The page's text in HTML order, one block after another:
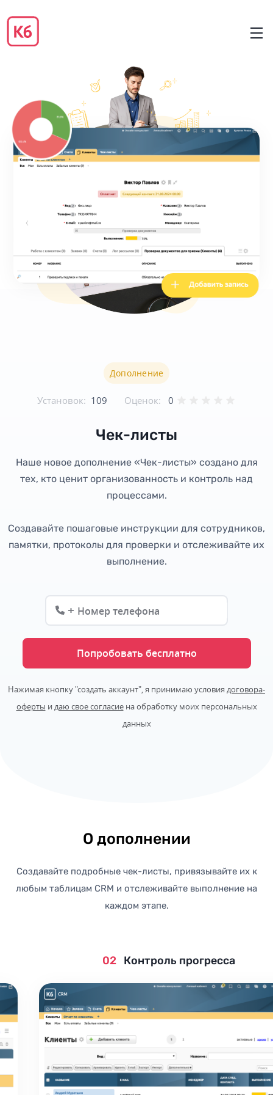
Дополнение
Установок: 109 Оценок: 0
Чек-листы
Наше новое дополнение «Чек-листы» создано для
тех, кто ценит организованность и контроль над
процессами.
Создавайте пошаговые инструкции для сотрудников,
памятки, протоколы для проверки и отслеживайте их
выполнение.
+
Попробовать бесплатно
Нажимая кнопку "создать аккаунт", я принимаю условия договора-
оферты и даю свое согласиена обработку моих персональных
данных
О дополнении
Создавайте подробные чек-листы, привязывайте их к
любым таблицам CRM и отслеживайте выполнение на
каждом этапе.
Контроль прогресса